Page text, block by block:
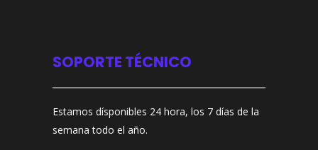
SOPORTE TÉCNICO
Estamos dísponibles 24 hora, los 7 días de la
semana todo el año.